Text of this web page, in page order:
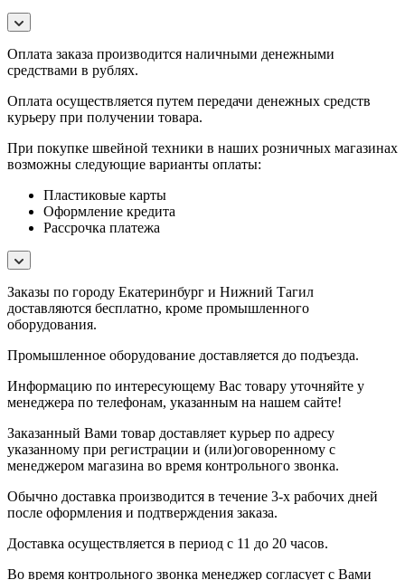
Оплата заказа производится наличными денежными
средствами в рублях.
Оплата осуществляется путем передачи денежных средств
курьеру при получении товара.
При покупке швейной техники в наших розничных магазинах
возможны следующие варианты оплаты:
Пластиковые карты
Оформление кредита
Рассрочка платежа
Заказы по городу Екатеринбург и Нижний Тагил
доставляются бесплатно, кроме промышленного
оборудования.
Промышленное оборудование доставляется до подъезда.
Информацию по интересующему Вас товару уточняйте у
менеджера по телефонам, указанным на нашем сайте!
Заказанный Вами товар доставляет курьер по адресу
указанному при регистрации и (или)оговоренному с
менеджером магазина во время контрольного звонка.
Обычно доставка производится в течение 3-х рабочих дней
после оформления и подтверждения заказа.
Доставка осуществляется в период с 11 до 20 часов.
Во время контрольного звонка менеджер согласует с Вами